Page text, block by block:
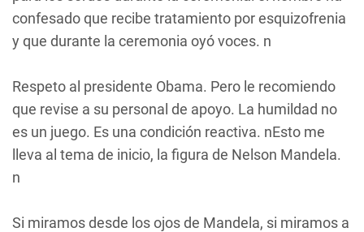
confesado que recibe tratamiento por esquizofrenia
y que durante la ceremonia oyó voces. n
Respeto al presidente Obama. Pero le recomiendo
que revise a su personal de apoyo. La humildad no
es un juego. Es una condición reactiva. nEsto me
lleva al tema de inicio, la figura de Nelson Mandela.
n
Si miramos desde los ojos de Mandela, si miramos a